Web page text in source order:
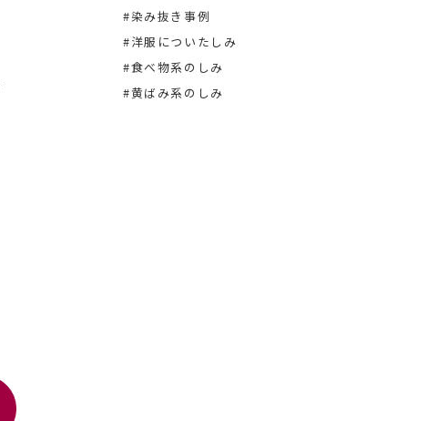
#染み抜き事例
#洋服についたしみ
#食べ物系のしみ
#黄ばみ系のしみ